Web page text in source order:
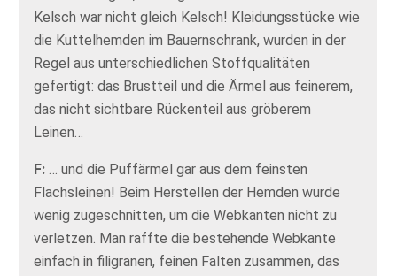
Kelsch war nicht gleich Kelsch! Kleidungsstücke wie
die Kuttelhemden im Bauernschrank, wurden in der
Regel aus unterschiedlichen Stoffqualitäten
gefertigt: das Brustteil und die Ärmel aus feinerem,
das nicht sichtbare Rückenteil aus gröberem
Leinen…
F: … und die Puffärmel gar aus dem feinsten
Flachsleinen! Beim Herstellen der Hemden wurde
wenig zugeschnitten, um die Webkanten nicht zu
verletzen. Man raffte die bestehende Webkante
einfach in filigranen, feinen Falten zusammen, das